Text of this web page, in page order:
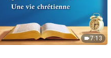
7:13